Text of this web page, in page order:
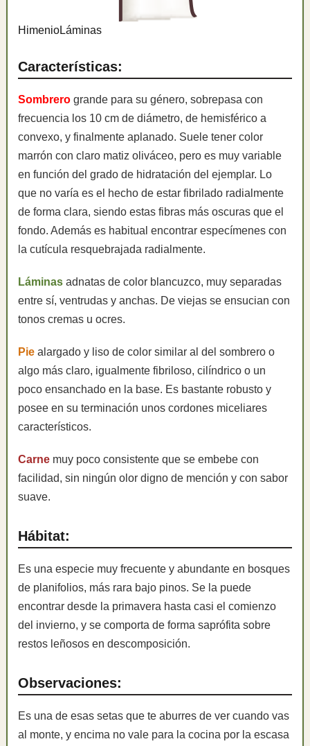
HimenioLáminas
Características:
Sombrero grande para su género, sobrepasa con
frecuencia los 10 cm de diámetro, de hemisférico a
convexo, y finalmente aplanado. Suele tener color
marrón con claro matiz oliváceo, pero es muy variable
en función del grado de hidratación del ejemplar. Lo
que no varía es el hecho de estar fibrilado radialmente
de forma clara, siendo estas fibras más oscuras que el
fondo. Además es habitual encontrar especímenes con
la cutícula resquebrajada radialmente.
Láminas adnatas de color blancuzco, muy separadas
entre sí, ventrudas y anchas. De viejas se ensucian con
tonos cremas u ocres.
Pie alargado y liso de color similar al del sombrero o
algo más claro, igualmente fibriloso, cilíndrico o un
poco ensanchado en la base. Es bastante robusto y
posee en su terminación unos cordones miceliares
característicos.
Carne muy poco consistente que se embebe con
facilidad, sin ningún olor digno de mención y con sabor
suave.
Hábitat:
Es una especie muy frecuente y abundante en bosques
de planifolios, más rara bajo pinos. Se la puede
encontrar desde la primavera hasta casi el comienzo
del invierno, y se comporta de forma saprófita sobre
restos leñosos en descomposición.
Observaciones:
Es una de esas setas que te aburres de ver cuando vas
al monte, y encima no vale para la cocina por la escasa